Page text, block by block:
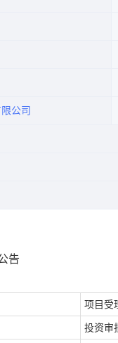
公司
告
项目受
投资审